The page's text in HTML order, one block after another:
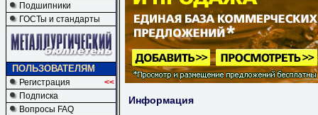
Подшипники
ГОСТы и стандарты
ПОЛЬЗОВАТЕЛЯМ
Регистрация
<<
Подписка
Вопросы FAQ
Информация